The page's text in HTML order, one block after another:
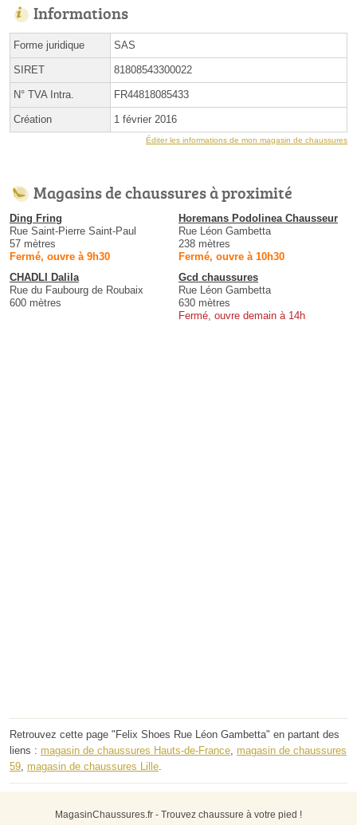
Informations
Forme juridique SAS
SIRET 81808543300022
N° TVA Intra. FR44818085433
Création 1 février 2016
Éditer les informations de mon magasin de chaussures
Magasins de chaussures à proximité
Ding Fring
Rue Saint-Pierre Saint-Paul
57 mètres
Fermé, ouvre à 9h30
Horemans Podolinea Chausseur
Rue Léon Gambetta
238 mètres
Fermé, ouvre à 10h30
CHADLI Dalila
Rue du Faubourg de Roubaix
600 mètres
Gcd chaussures
Rue Léon Gambetta
630 mètres
Fermé, ouvre demain à 14h
Retrouvez cette page "Felix Shoes Rue Léon Gambetta" en partant des
liens : magasin de chaussures Hauts-de-France, magasin de chaussures
59, magasin de chaussures Lille.
MagasinChaussures.fr - Trouvez chaussure à votre pied !